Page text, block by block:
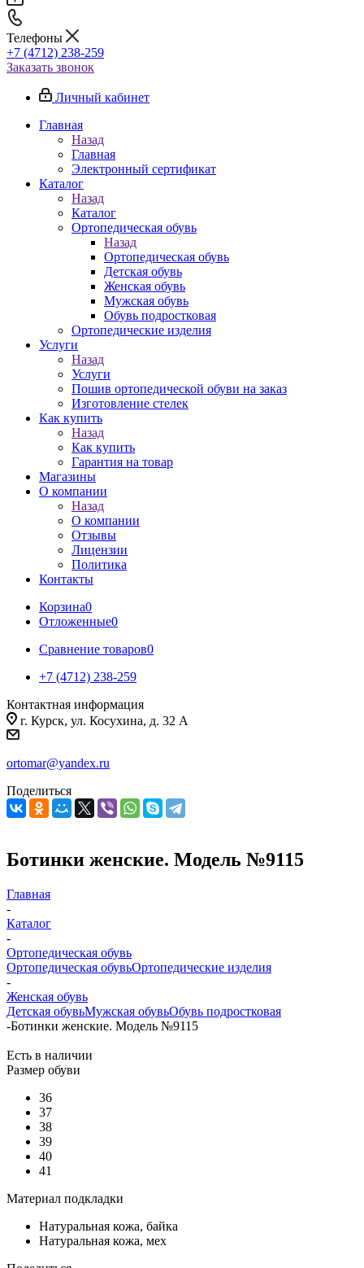
Телефоны
+7 (4712) 238-259
Заказать звонок
Личный кабинет
Главная
Назад
Главная
Электронный сертификат
Каталог
Назад
Каталог
Ортопедическая обувь
Назад
Ортопедическая обувь
Детская обувь
Женская обувь
Мужская обувь
Обувь подростковая
Ортопедические изделия
Услуги
Назад
Услуги
Пошив ортопедической обуви на заказ
Изготовление стелек
Как купить
Назад
Как купить
Гарантия на товар
Магазины
О компании
Назад
О компании
Отзывы
Лицензии
Политика
Контакты
Корзина0
Отложенные0
Сравнение товаров0
+7 (4712) 238-259
Контактная информация
г. Курск, ул. Косухина, д. 32 А
ortomar@yandex.ru
Поделиться
Ботинки женские. Модель №9115
Главная
-
Каталог
-
Ортопедическая обувь
Ортопедическая обувьОртопедические изделия
-
Женская обувь
Детская обувьМужская обувьОбувь подростковая
-Ботинки женские. Модель №9115
Есть в наличии
Размер обуви
36
37
38
39
40
41
Материал подкладки
Натуральная кожа, байка
Натуральная кожа, мех